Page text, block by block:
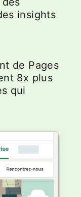
insights
de Pages
8x plus
qui